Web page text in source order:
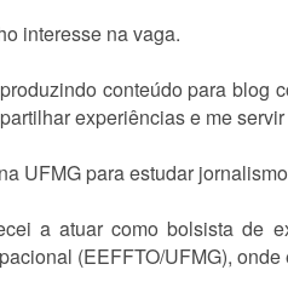
interesse na vaga.
conteúdo para
experiências e me
UFMG para estudar
a atuar como bolsista de
(EEFFTO/UFMG),